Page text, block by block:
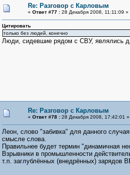
Re: Разговор с Карловым
« Ответ #77 :28 Декабря 2008, 11:11:09 »
Цитировать
только без людей, конечно
Люди, сидевшие рядом с СВУ, являлись
Re: Разговор с Карловым
« Ответ #78 :28 Декабря 2008, 17:42:01 »
Леон, слово "забивка" для данного
смысле слова.
Правильнее будет термин "динамичная
Взрывники в промышленности
т.п. заглублённых (внедрённых) зарядов